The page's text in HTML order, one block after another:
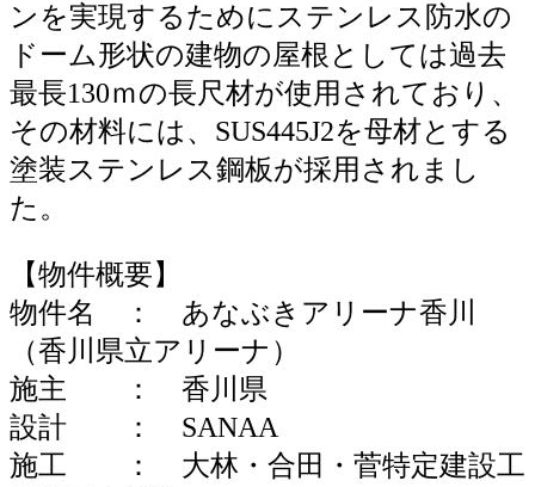
ンを実現するためにステンレス防水の
ドーム形状の建物の屋根としては過去
最長130ｍの長尺材が使用されており、
その材料には、SUS445J2を母材とする
塗装ステンレス鋼板が採用されまし
た。
【物件概要】
物件名 ： あなぶきアリーナ香川
（香川県立アリーナ）
施主 ： 香川県
設計 ： SANAA
施工 ： 大林・合田・菅特定建設工